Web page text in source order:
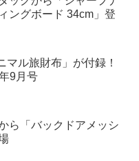
ングボード 34cm」登
マル旅財布」が付録！
9月号
ら「バックドアメッシ